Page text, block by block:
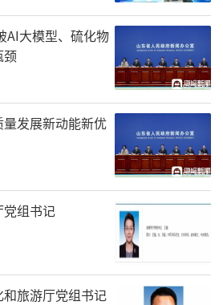
管总局认为该项经营者集
罂粟碱注射剂市场具有排
”，决定予以禁止，并要求
华泰制药股权。
AI大模型、硫化物
颈
发展新动能新优
组书记
旅游厅党组书记